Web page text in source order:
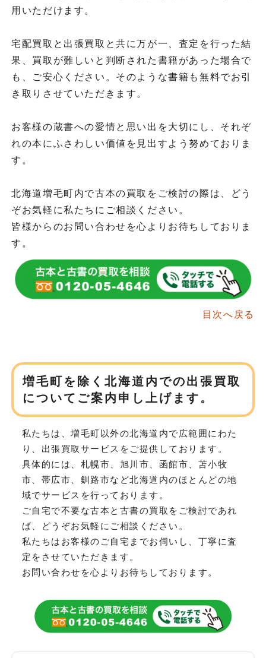
用いただけます。
宅配買取と出張買取と共に万が一、査定を行った結
果、買取が難しいと判断された書籍があった場合で
も、ご安心ください。そのような書籍も無料でお引
き取りさせていただきます。
お客様の蔵書への愛情と思い出を大切にし、それぞ
れの本にふさわしい価値を見出すよう努めておりま
す。
北海道増毛町内で古本の買取をご検討の際は、どう
ぞお気軽に私たちにご相談ください。
皆様からのお問い合わせを心よりお待ちしておりま
す。
目次へ戻る
増毛町を除く北海道内での出張買取
についてご案内申し上げます。
私たちは、増毛町以外の北海道内で広範囲にわた
り、 出張買取サービスをご提供しております。
具体的には、札幌市、旭川市、函館市、苫小牧
市、帯広市、釧路市など北海道内のほとんどの地
域でサービスを行っております。
ご自宅で不要な古本と古書の買取をご検討であれ
ば、どうぞお気軽にご相談ください。
私たちはお客様のご自宅までお伺いし、丁寧に査
定をさせていただきます。
お問い合わせを心よりお待ちしております。